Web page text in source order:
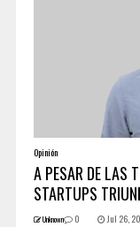
Opinión
A PESAR DE LAS
STARTUPS
Unknown 0 Jul 26,